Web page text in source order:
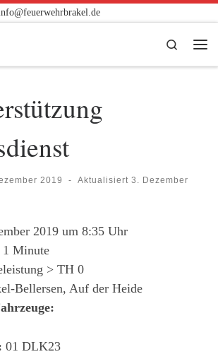
Search
2019 - Aktualisiert 3. Dezember
2019 um 8:35 Uhr
1 Minute
> TH 0
Bellersen, Auf der Heide
01 DLK23